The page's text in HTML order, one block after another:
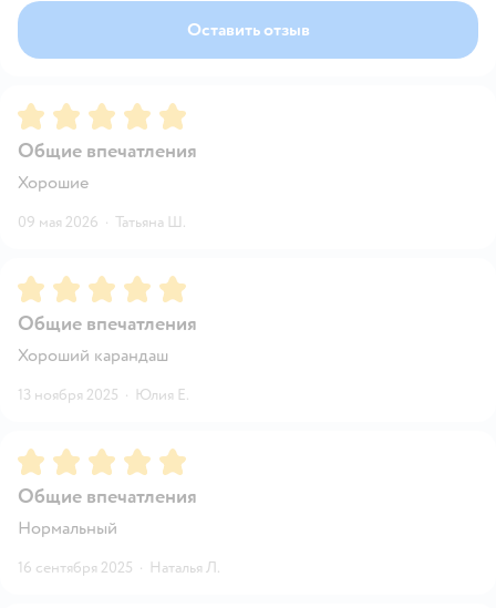
Оставить отзыв
Рейтинг:5
Общие впечатления
Хорошие
09 мая 2026 · Татьяна Ш.
Рейтинг:5
Общие впечатления
Хороший карандаш
13 ноября 2025 · Юлия Е.
Рейтинг:5
Общие впечатления
Нормальный
16 сентября 2025 · Наталья Л.